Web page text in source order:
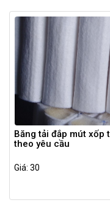
Băng tải đắp mút xốp
theo yêu cầu
Giá: 30